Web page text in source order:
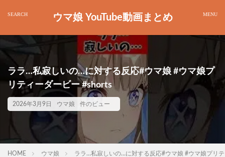
ウマ娘 YouTube動画まとめ
ララ…私寂しいの…に対する反応#ウマ娘 #ウマ娘プ
リティーダービー #shorts
2026年3月9日 ウマ娘 件のビュー
HOME ウマ娘 ララ…私寂しいの…に対する反応#ウマ娘 #ウマ娘プリ